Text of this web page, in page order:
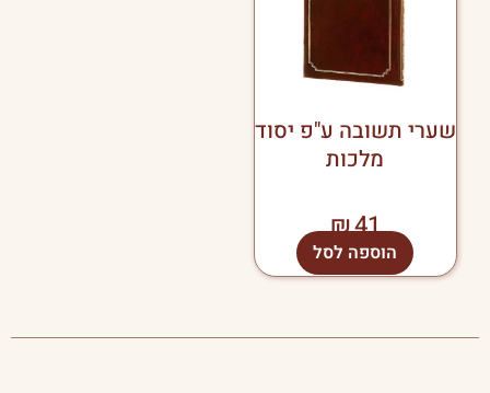
שערי תשובה ע"פ יסוד
מלכות
₪41
הוספה לסל